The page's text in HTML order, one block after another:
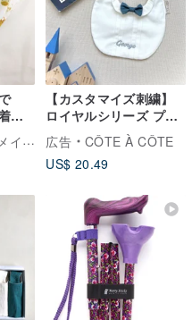
袋
QQ rabbit ハンドメイドベビーブティック
【カスタマイズ刺繍】
ロイヤルシリーズ プリ
ンスジョージ 英国風 蝶
ネクタイシャツ 口バン
ダナ
広告
CÔTE À CÔTE
US$ 20.49